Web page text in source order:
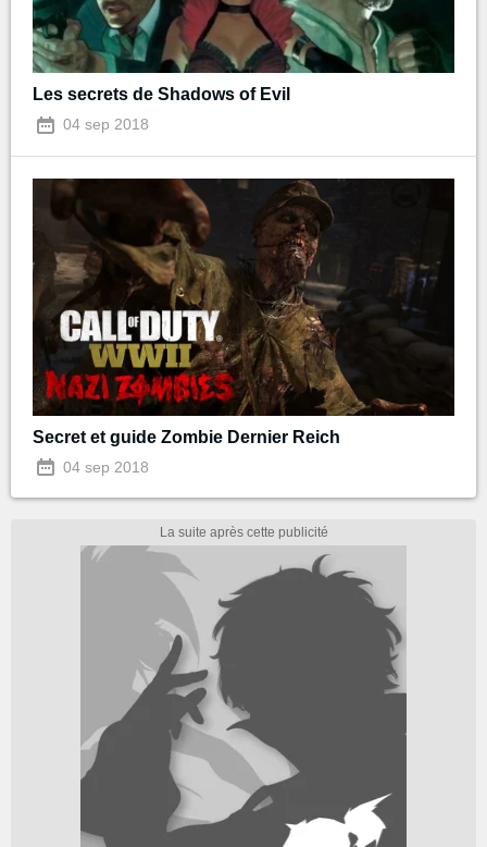
Les secrets de Shadows of Evil
04 sep 2018
Secret et guide Zombie Dernier Reich
04 sep 2018